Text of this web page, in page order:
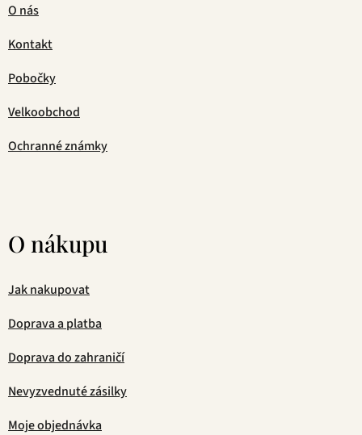
O nás
Kontakt
Pobočky
Velkoobchod
Ochranné známky
O nákupu
Jak nakupovat
Doprava a platba
Doprava do zahraničí
Nevyzvednuté zásilky
Moje objednávka